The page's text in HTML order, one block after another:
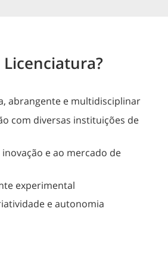
abrangente e multidisciplinar
com diversas instituições de
e ao mercado de
experimental
e autonomia